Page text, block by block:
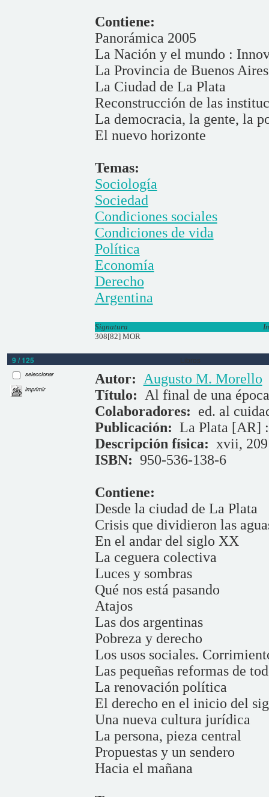
Contiene:
Panorámica 2005
La Nación y el mundo :
La Provincia de Buenos Aires
La Ciudad de La Plata
Reconstrucción de las
La democracia, la gente, la
El nuevo horizonte
Temas:
Sociología
Sociedad
Condiciones sociales
Condiciones de vida
Política
Economía
Derecho
Argentina
Signatura
308[82] MOR
9 / 125 Libros
seleccionar
imprimir
Autor: Augusto M. Morello
Título: Al final de una época
Colaboradores: ed. al
Publicación: La Plata [AR]
Descripción física: xvii,
ISBN: 950-536-138-6
Contiene:
Desde la ciudad de La Plata
Crisis que dividieron las
En el andar del siglo XX
La ceguera colectiva
Luces y sombras
Qué nos está pasando
Atajos
Las dos argentinas
Pobreza y derecho
Los usos sociales.
Las pequeñas reformas de
La renovación política
El derecho en el inicio del
Una nueva cultura jurídica
La persona, pieza central
Propuestas y un sendero
Hacia el mañana